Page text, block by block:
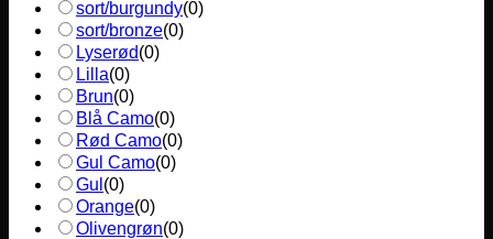
sort/burgundy(0)
sort/bronze(0)
Lyserød(0)
Lilla(0)
Brun(0)
Blå Camo(0)
Rød Camo(0)
Gul Camo(0)
Gul (0)
Orange(0)
Olivengrøn(0)